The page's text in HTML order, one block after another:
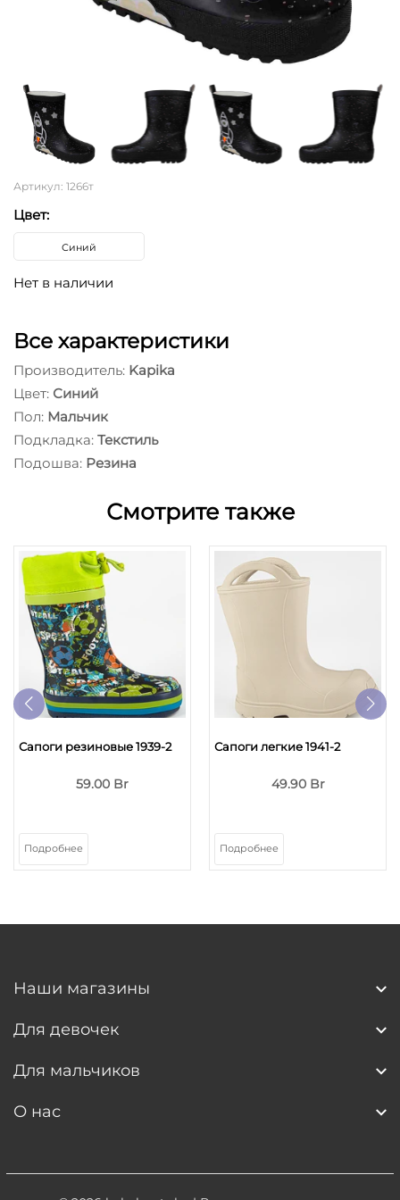
Артикул: 1266т
Цвет:
Синий
Нет в наличии
Все характеристики
Производитель: Kapika
Цвет: Синий
Пол: Мальчик
Подкладка: Текстиль
Подошва: Резина
Смотрите также
Сапоги резиновые 1939-2
59.00 Br
Подробнее
Сапоги легкие 1941-2
49.90 Br
Подробнее
Наши магазины
Для девочек
Для мальчиков
О нас